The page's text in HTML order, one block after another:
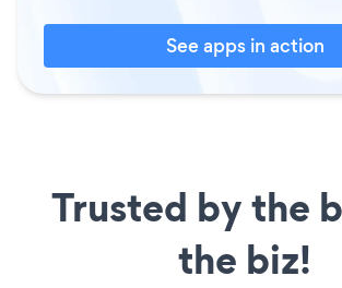
See apps in action
Trusted by the
the biz!